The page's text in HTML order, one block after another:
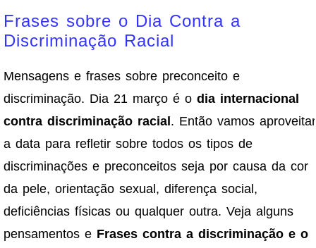
Frases sobre o Dia Contra a
Discriminação Racial
Mensagens e frases sobre preconceito e
discriminação. Dia 21 março é o dia internacional
contra discriminação racial. Então vamos aproveitar
a data para refletir sobre todos os tipos de
discriminações e preconceitos seja por causa da cor
da pele, orientação sexual, diferença social,
deficiências físicas ou qualquer outra. Veja alguns
pensamentos e Frases contra a discriminação e o